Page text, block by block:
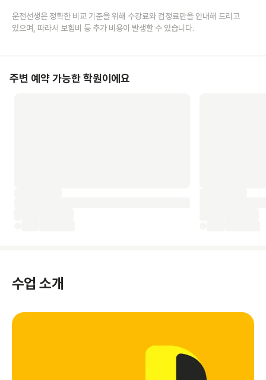
운전선생은 정확한 비교 기준을 위해 수강료와 검정료만을 안내해 드리고
있으며, 따라서 보험비 등 추가 비용이 발생할 수 있습니다.
주변 예약 가능한 학원이에요
수업 소개